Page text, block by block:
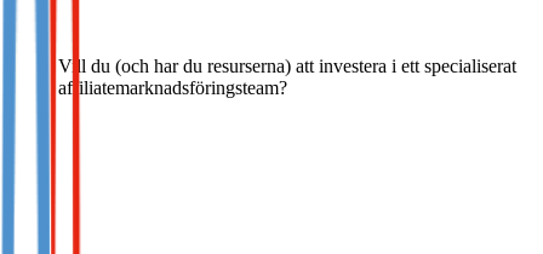
Vill du (och har du resurserna) att investera i ett specialiserat
affiliatemarknadsföringsteam?